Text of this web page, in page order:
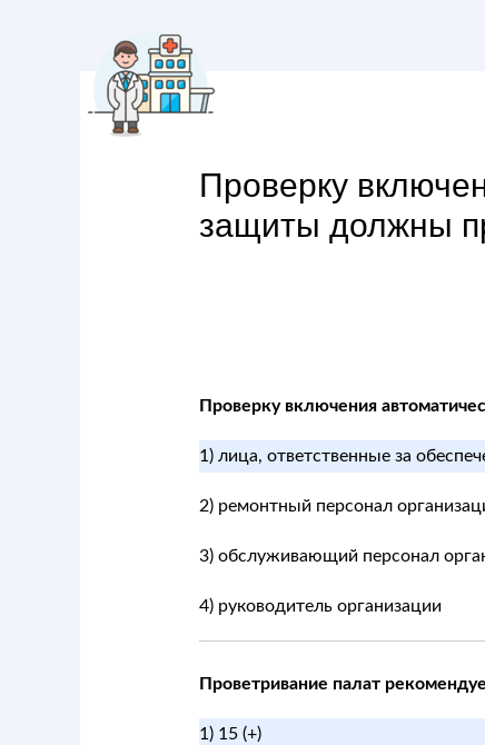
Проверку
защиты должны
Проверку включения
1) лица, ответственные за
2) ремонтный персонал
3) обслуживающий персонал
4) руководитель организации
Проветривание палат
1) 15 (+)